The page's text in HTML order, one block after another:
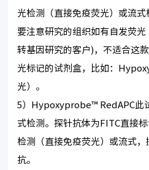
光检测（直接免疫荧光）或流
要注意研究的组织如有自发荧
转基因研究的客户)，不适合这
光标记的试剂盒，比如：
光）。
5）Hypoxyprobe™ RedAPC此
式检测。探针抗体为FITC直接
检测（直接免疫荧光）或流式
抗。